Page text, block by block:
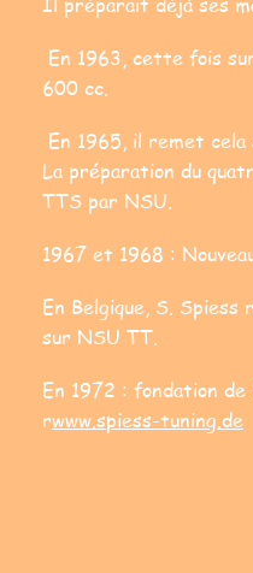
En 1963, cette fois
600 cc.
En 1965, il remet
La préparation du
TTS par NSU.
1967 et 1968 :
En Belgique, S.
sur NSU TT.
En 1972 : fondation de
rwww.spiess-tuning.de